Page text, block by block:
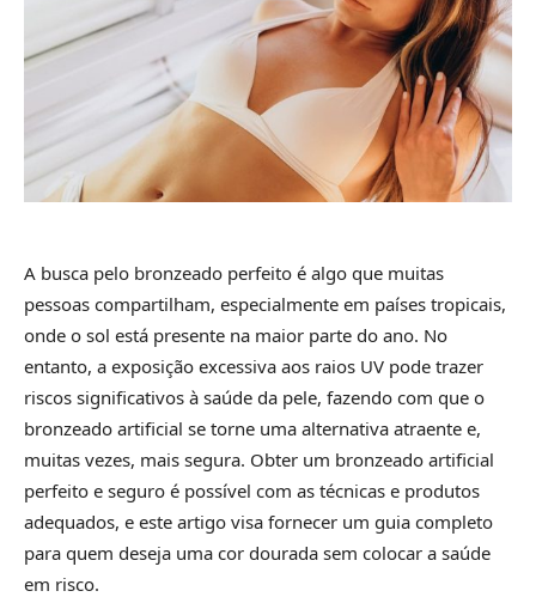
A busca pelo bronzeado perfeito é algo que muitas
pessoas compartilham, especialmente em países tropicais,
onde o sol está presente na maior parte do ano. No
entanto, a exposição excessiva aos raios UV pode trazer
riscos significativos à saúde da pele, fazendo com que o
bronzeado artificial se torne uma alternativa atraente e,
muitas vezes, mais segura. Obter um bronzeado artificial
perfeito e seguro é possível com as técnicas e produtos
adequados, e este artigo visa fornecer um guia completo
para quem deseja uma cor dourada sem colocar a saúde
em risco.